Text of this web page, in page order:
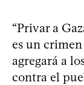
“Privar a
es un
agregará a
contra el